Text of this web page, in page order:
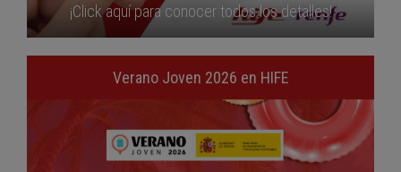
¡Click aquí para conocer todos los detalles!
Verano Joven 2026 en HIFE